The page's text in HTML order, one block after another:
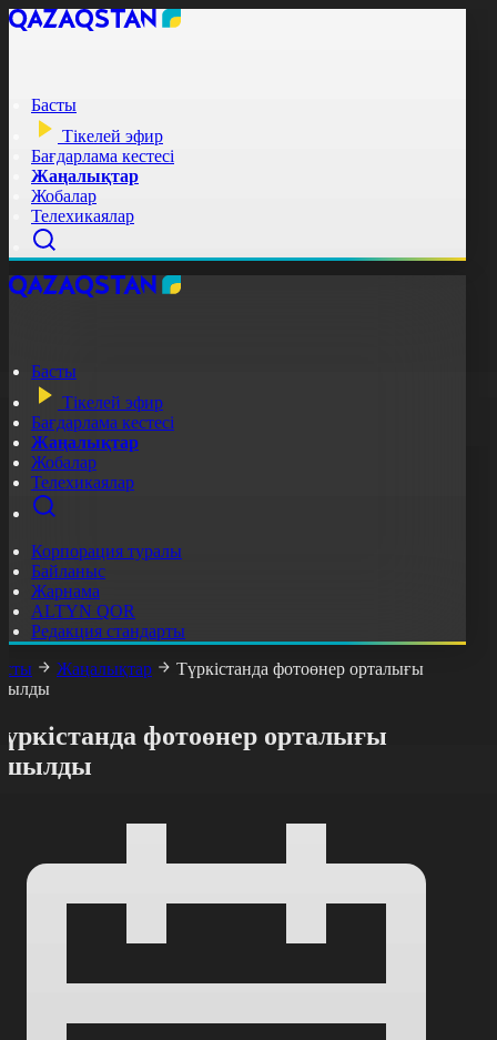
Басты
Тікелей эфир
Бағдарлама кестесі
Жаңалықтар
Жобалар
Телехикаялар
Басты
Тікелей эфир
Бағдарлама кестесі
Жаңалықтар
Жобалар
Телехикаялар
Корпорация туралы
Байланыс
Жарнама
ALTYN QOR
Редакция стандарты
Жаңалықтар
Түркістанда фотоөнер орталығы
фотоөнер орталығы